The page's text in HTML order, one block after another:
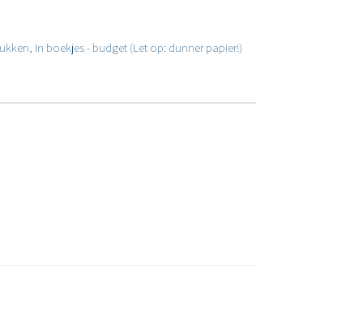
, In boekjes - budget (Let op: dunner papier!)